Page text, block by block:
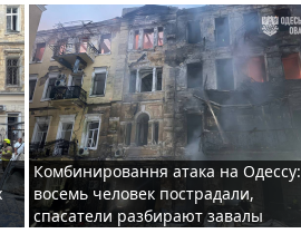
Комбинировання атака на Одессу:
восемь человек пострадали,
спасатели разбирают завалы